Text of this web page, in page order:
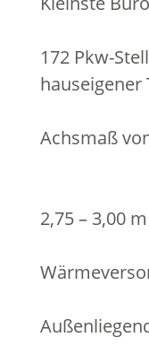
172 Pkw-
haus­eigener
Achsmaß
2,75 – 3,00